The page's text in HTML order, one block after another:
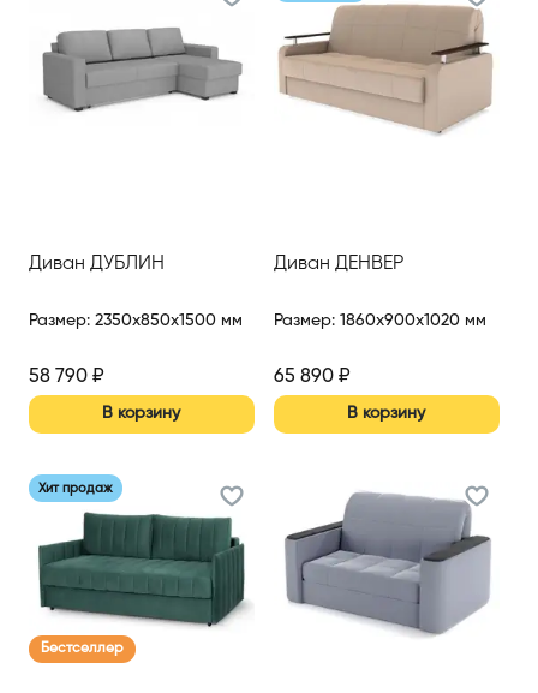
Диван ДУБЛИН
Размер: 2350x850x1500 мм
58 790 ₽
В корзину
Диван ДЕНВЕР
Размер: 1860x900x1020 мм
65 890₽
В корзину
Хит продаж
Бестселлер